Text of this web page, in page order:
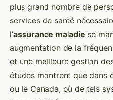
plus grand nombre de
services de santé
l’assurance maladie se
augmentation de la
et une meilleure gestion
études montrent que dans
ou le Canada, où de tels